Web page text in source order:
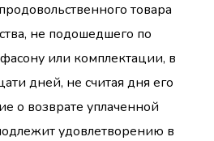
товара
не подошедшего по
или комплектации, в
дней, не считая дня его
о возврате уплаченной
удовлетворению в